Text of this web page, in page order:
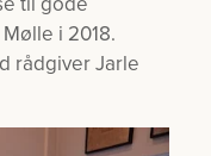
i 2018.
rådgiver Jarle